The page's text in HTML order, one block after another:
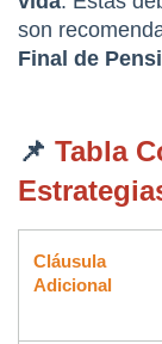
son
Final de
📌 Tabla
Cláusula
Adicional